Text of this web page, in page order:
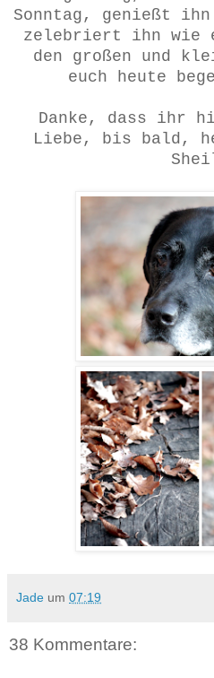
Sonntag, genießt
zelebriert ihn wie
den großen und
euch heute
Danke, dass ihr
Liebe, bis bald,
Jade um 07:19
38 Kommentare: